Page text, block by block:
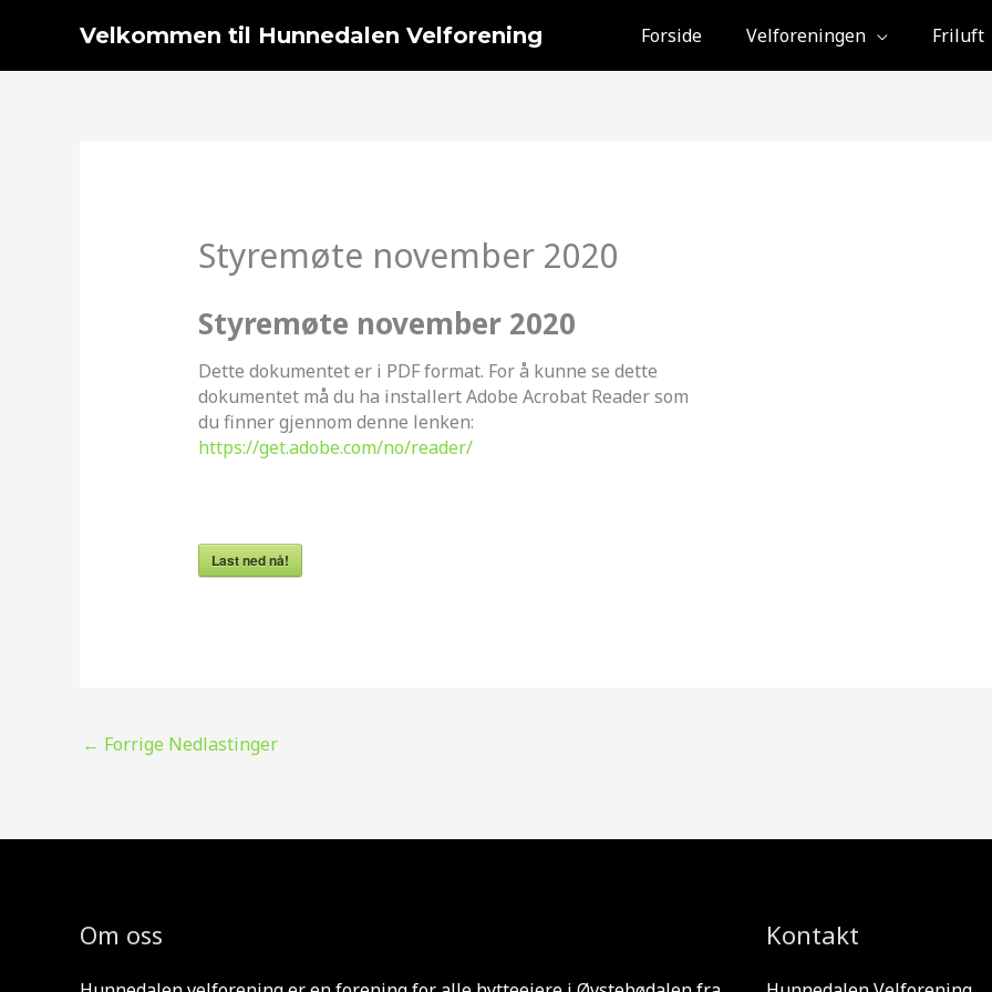
Velkommen til Hunnedalen Velforening Forside Velforeningen Friluft
Styremøte november 2020
Styremøte november 2020
Dette dokumentet er i PDF format. For å kunne se dette
dokumentet må du ha installert Adobe Acrobat Reader som
du finner gjennom denne lenken:
https://get.adobe.com/no/reader/
Last ned nå!
← Forrige Nedlastinger
Om oss Kontakt